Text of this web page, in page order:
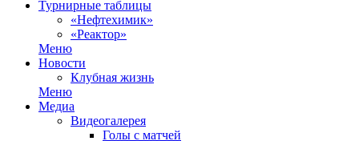
Турнирные таблицы
«Нефтехимик»
«Реактор»
Меню
Новости
Клубная жизнь
Меню
Медиа
Видеогалерея
Голы с матчей